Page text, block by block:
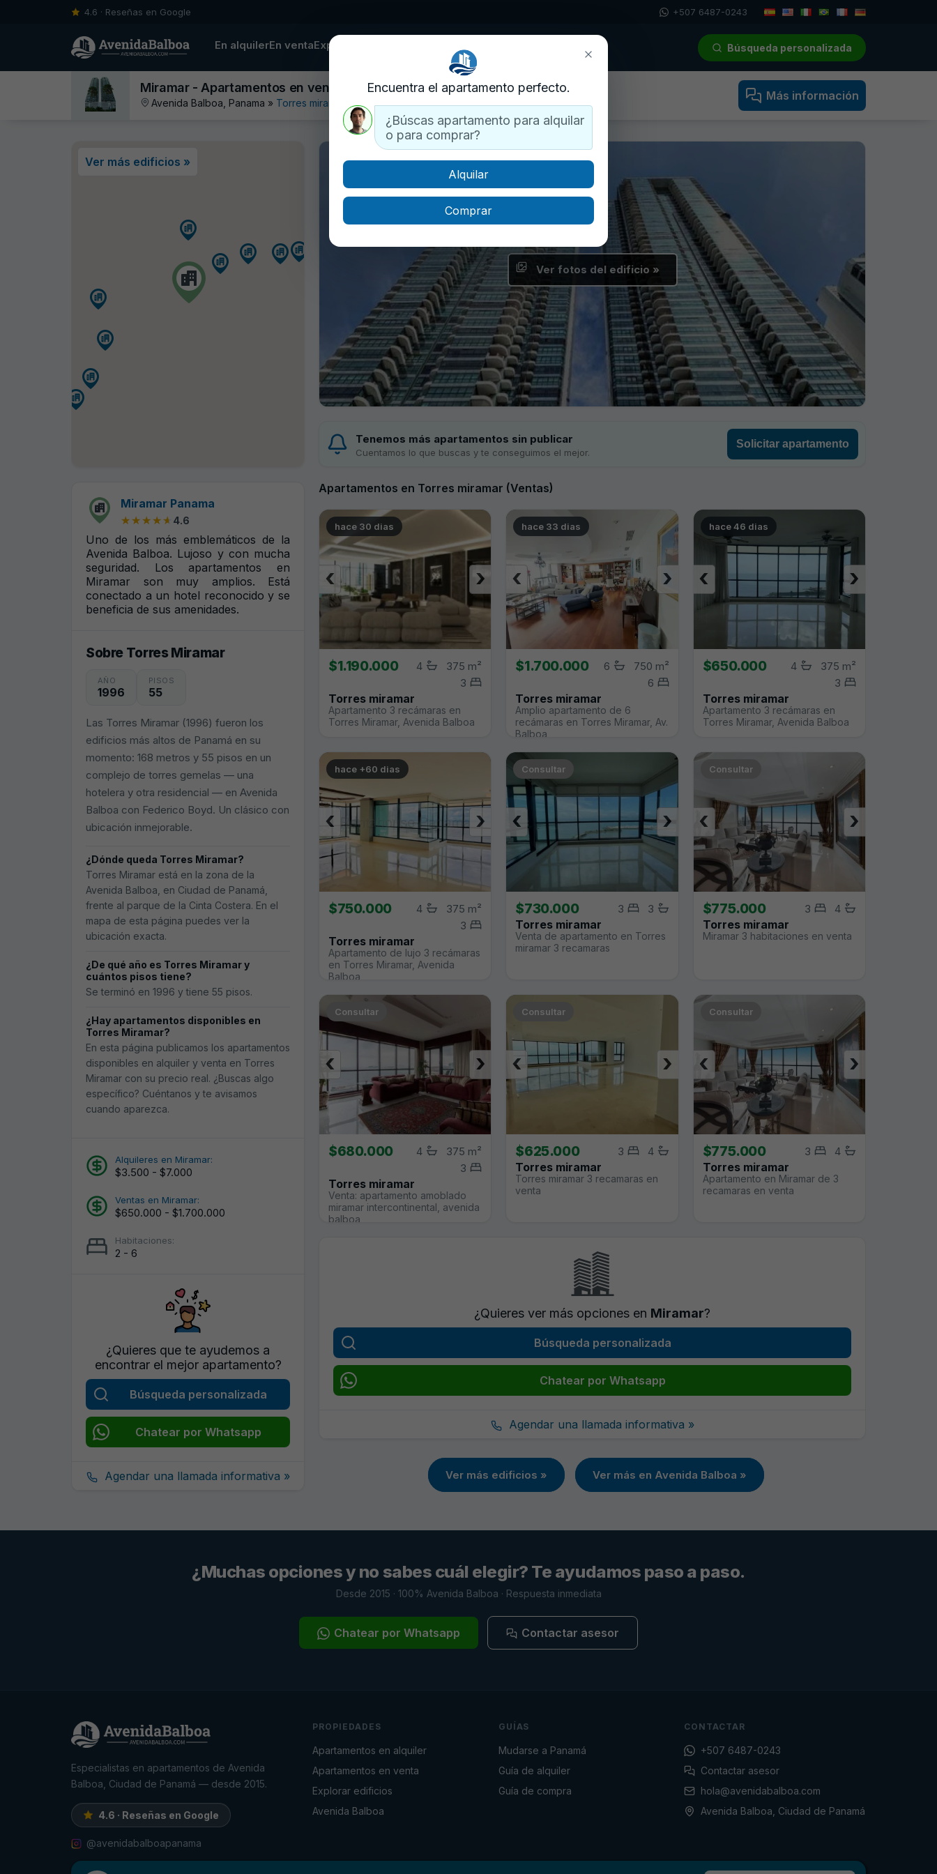
Encuentra el apartamento perfecto.
¿Búscas apartamento para alquilar
o para comprar?
Alquilar
Comprar
4.6 · Reseñas en Google +507 6487-0243
En alquilerEn ventaExplorar edificios Búsqueda personalizada
Miramar - Apartamentos en venta
Avenida Balboa, Panama » Torres miramar
Más información
Ver más edificios »
Miramar Panama
★★★★★
★★★★★ 4.6
Uno de los más emblemáticos de la
Avenida Balboa. Lujoso y con mucha
seguridad. Los apartamentos en
Miramar son muy amplios. Está
conectado a un hotel reconocido y se
beneficia de sus amenidades.
Sobre Torres Miramar
AÑO
1996
PISOS
55
Las Torres Miramar (1996) fueron los
edificios más altos de Panamá en su
momento: 168 metros y 55 pisos en un
complejo de torres gemelas — una
hotelera y otra residencial — en Avenida
Balboa con Federico Boyd. Un clásico con
ubicación inmejorable.
¿Dónde queda Torres Miramar?
Torres Miramar está en la zona de la
Avenida Balboa, en Ciudad de Panamá,
frente al parque de la Cinta Costera. En el
mapa de esta página puedes ver la
ubicación exacta.
¿De qué año es Torres Miramar y
cuántos pisos tiene?
Se terminó en 1996 y tiene 55 pisos.
¿Hay apartamentos disponibles en
Torres Miramar?
En esta página publicamos los apartamentos
disponibles en alquiler y venta en Torres
Miramar con su precio real. ¿Buscas algo
específico? Cuéntanos y te avisamos
cuando aparezca.
Alquileres en Miramar:
$3.500 - $7.000
Ventas en Miramar:
$650.000 - $1.700.000
Habitaciones:
2 - 6
¿Quieres que te ayudemos a
encontrar el mejor apartamento?
Búsqueda personalizada
Chatear por Whatsapp
Agendar una llamada informativa »
Ver fotos del edificio »
Tenemos más apartamentos sin publicar
Cuentamos lo que buscas y te conseguimos el mejor.
Solicitar apartamento
Apartamentos en Torres miramar (Ventas)
hace 30 dias
›
‹
$1.190.000 375 m²
4
3
Torres miramar
Apartamento 3 recámaras en
Torres Miramar, Avenida Balboa
hace 33 dias
›
‹
$1.700.000 750 m²
6
6
Torres miramar
Amplio apartamento de 6
recámaras en Torres Miramar, Av.
Balboa
hace 46 dias
›
‹
$650.000 375 m²
4
3
Torres miramar
Apartamento 3 recámaras en
Torres Miramar, Avenida Balboa
hace +60 dias
›
‹
$750.000 375 m²
4
3
Torres miramar
Apartamento de lujo 3 recámaras
en Torres Miramar, Avenida
Balboa
Consultar
›
‹
$730.000 3
3
Torres miramar
Venta de apartamento en Torres
miramar 3 recamaras
Consultar
›
‹
$775.000 4
3
Torres miramar
Miramar 3 habitaciones en venta
Consultar
›
‹
$680.000 375 m²
4
3
Torres miramar
Venta: apartamento amoblado
miramar intercontinental, avenida
balboa
Consultar
›
‹
$625.000 4
3
Torres miramar
Torres miramar 3 recamaras en
venta
Consultar
›
‹
$775.000 4
3
Torres miramar
Apartamento en Miramar de 3
recamaras en venta
¿Quieres ver más opciones en Miramar?
Búsqueda personalizada
Chatear por Whatsapp
Agendar una llamada informativa »
Ver más edificios » Ver más en Avenida Balboa »
¿Muchas opciones y no sabes cuál elegir? Te ayudamos paso a paso.
Desde 2015 · 100% Avenida Balboa · Respuesta inmediata
Chatear por Whatsapp Contactar asesor
Especialistas en apartamentos de Avenida
Balboa, Ciudad de Panamá — desde 2015.
4.6 · Reseñas en Google
@avenidabalboapanama
PROPIEDADES
Apartamentos en alquiler
Apartamentos en venta
Explorar edificios
Avenida Balboa
GUÍAS
Mudarse a Panamá
Guía de alquiler
Guía de compra
CONTACTAR
+507 6487-0243
Contactar asesor
hola@avenidabalboa.com
Avenida Balboa, Ciudad de Panamá